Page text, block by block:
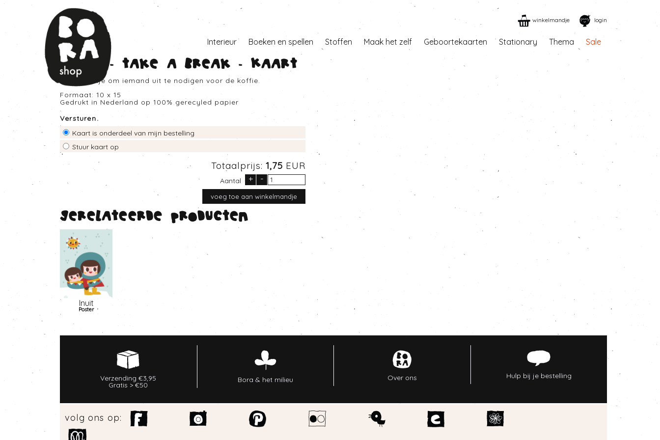
winkelmandje login
Interieur Boeken en spellen Stoffen Maak het zelf Geboortekaarten Stationary Thema Sale
Inuits - Take a break - Kaart
Leuk kaartje om iemand uit te nodigen voor de koffie.
Formaat: 10 x 15
Gedrukt in Nederland op 100% gerecyled papier
Versturen
Kaart is onderdeel van mijn bestelling
Stuur kaart op
Totaalprijs: 1,75 EUR
Aantal + -
Gerelateerde producten
Inuit
Poster
Verzending €3,95
Gratis > €50
Bora & het milieu Over ons Hulp bij je bestelling
volg ons op: